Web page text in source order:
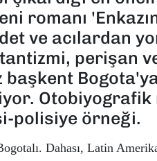
romanı
ve acılardan
perişan
Otobiyografik
polisiye örneği.
Dahası, Latin